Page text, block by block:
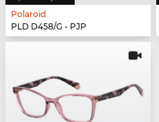
Polaroid
PLD D458/G - PJP